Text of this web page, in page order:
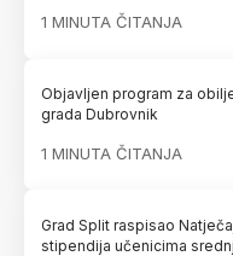
1 MINUTA ČITANJA
Objavljen program za
grada Dubrovnik
1 MINUTA ČITANJA
Grad Split raspisao
stipendija učenicima